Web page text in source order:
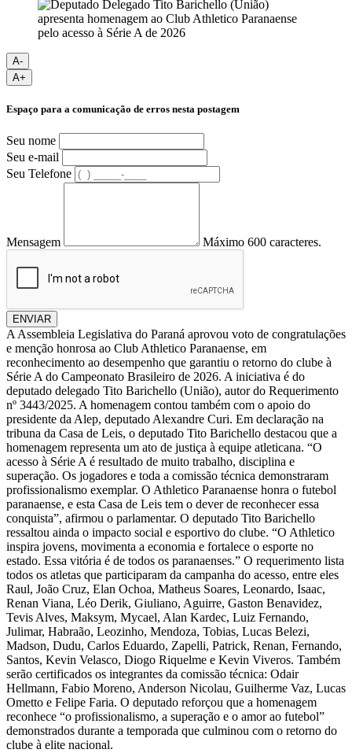
A-
A+
Espaço para a comunicação de erros nesta postagem
Seu nome
Seu e-mail
Seu Telefone
Mensagem Máximo 600 caracteres.
ENVIAR
A Assembleia Legislativa do Paraná aprovou voto de congratulações
e menção honrosa ao Club Athletico Paranaense, em
reconhecimento ao desempenho que garantiu o retorno do clube à
Série A do Campeonato Brasileiro de 2026. A iniciativa é do
deputado delegado Tito Barichello (União), autor do Requerimento
nº 3443/2025. A homenagem contou também com o apoio do
presidente da Alep, deputado Alexandre Curi. Em declaração na
tribuna da Casa de Leis, o deputado Tito Barichello destacou que a
homenagem representa um ato de justiça à equipe atleticana. “O
acesso à Série A é resultado de muito trabalho, disciplina e
superação. Os jogadores e toda a comissão técnica demonstraram
profissionalismo exemplar. O Athletico Paranaense honra o futebol
paranaense, e esta Casa de Leis tem o dever de reconhecer essa
conquista”, afirmou o parlamentar. O deputado Tito Barichello
ressaltou ainda o impacto social e esportivo do clube. “O Athletico
inspira jovens, movimenta a economia e fortalece o esporte no
estado. Essa vitória é de todos os paranaenses.” O requerimento lista
todos os atletas que participaram da campanha do acesso, entre eles
Raul, João Cruz, Elan Ochoa, Matheus Soares, Leonardo, Isaac,
Renan Viana, Léo Derik, Giuliano, Aguirre, Gaston Benavidez,
Tevis Alves, Maksym, Mycael, Alan Kardec, Luiz Fernando,
Julimar, Habraão, Leozinho, Mendoza, Tobias, Lucas Belezi,
Madson, Dudu, Carlos Eduardo, Zapelli, Patrick, Renan, Fernando,
Santos, Kevin Velasco, Diogo Riquelme e Kevin Viveros. Também
serão certificados os integrantes da comissão técnica: Odair
Hellmann, Fabio Moreno, Anderson Nicolau, Guilherme Vaz, Lucas
Ometto e Felipe Faria. O deputado reforçou que a homenagem
reconhece “o profissionalismo, a superação e o amor ao futebol”
demonstrados durante a temporada que culminou com o retorno do
clube à elite nacional.